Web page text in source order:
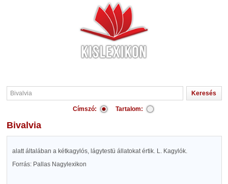
Címszó: Tartalom:
Bivalvia
alatt általában a kétkagylós, lágytestü állatokat értik. L. Kagylók.
Forrás: Pallas Nagylexikon